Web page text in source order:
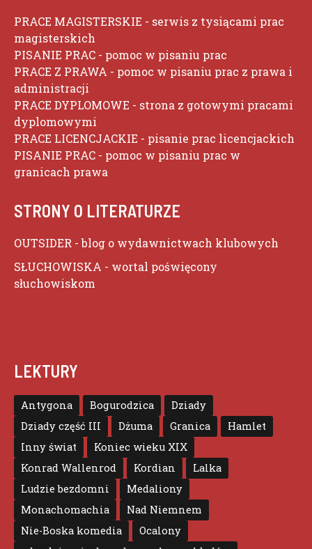
PRACE MAGISTERSKIE - serwis z tysiącami prac
magisterskich
PISANIE PRAC - pomoc w pisaniu prac
PRACE Z PRAWA - pomoc w pisaniu prac z prawa i
administracji
PRACE DYPLOMOWE - strona z gotowymi pracami
dyplomowymi
PRACE LICENCJACKIE - pisanie prac licencjackich
PISANIE PRAC - pomoc w pisaniu prac w
granicach prawa
STRONY O LITERATURZE
OUTSIDER - blog o wydawnictwach klubowych
SŁUCHOWISKA - wortal poświęcony
słuchowiskom
LEKTURY
Antygona Bogurodzica
Dziady
Dziady część III
Dżuma Granica
Hamlet
Inny świat
Koniec wieku XIX
Konrad Wallenrod
Kordian
Lalka
Ludzie bezdomni
Medaliony
Monachomachia
Nad Niemnem
Nie-Boska komedia
Ocalony